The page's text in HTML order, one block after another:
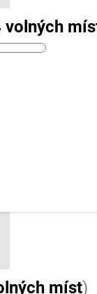
volných
míst)